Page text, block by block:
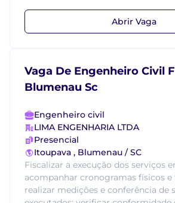
Abrir Vaga
Vaga De Engenheiro Civil
Blumenau Sc
Engenheiro civil
LIMA ENGENHARIA LTDA
Presencial
Itoupava , Blumenau / SC
Fiscalizar a execução dos serviços
acompanhar cronogramas físicos e
realizar medições e conferência de